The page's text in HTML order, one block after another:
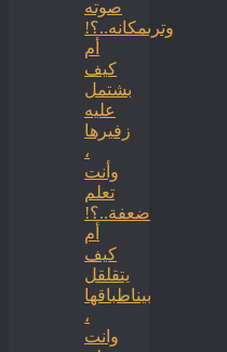
صوته
وترىمكانه..؟!
أم
كيف
بشتمل
عليه
زفيرها
،
وأنت
تعلم
ضعفة..؟!
أم
كيف
يتقلقل
بيناطباقها
،
وانت